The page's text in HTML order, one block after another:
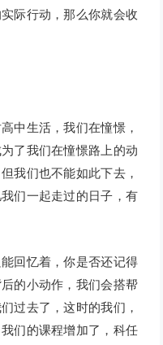
际行动，那么你就会收
生活，我们在憧憬，
了我们在憧憬路上的动
我们也不能如此下去，
们一起走过的日子，有
回忆着，你是否还记得
的小动作，我们会搭帮
过去了，这时的我们，
们的课程增加了，科任